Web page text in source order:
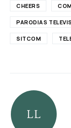
CHEERS
PARODIAS
SITCOM